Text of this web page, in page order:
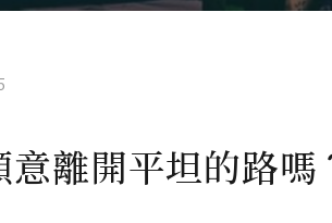
離開平坦的路嗎